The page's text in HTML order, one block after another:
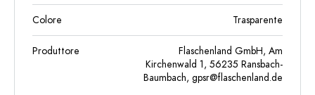
Colore Trasparente
Produttore
Flaschenland GmbH, Am
Kirchenwald 1, 56235 Ransbach-
Baumbach, gpsr@flaschenland.de